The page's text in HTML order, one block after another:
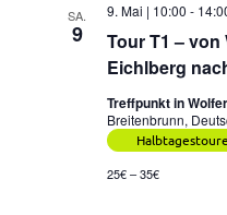
SA.
9
Tour T1 –
Eichlberg
9. Mai | 10:00 -
Treffpunkt in
Breitenbrunn,
25€ – 35€